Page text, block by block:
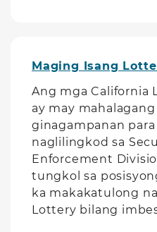
Maging Isang
Ang mga California
ay may
ginagampanan
naglilingkod sa
Enforcement
tungkol sa
ka makakatulong
Lottery bilang